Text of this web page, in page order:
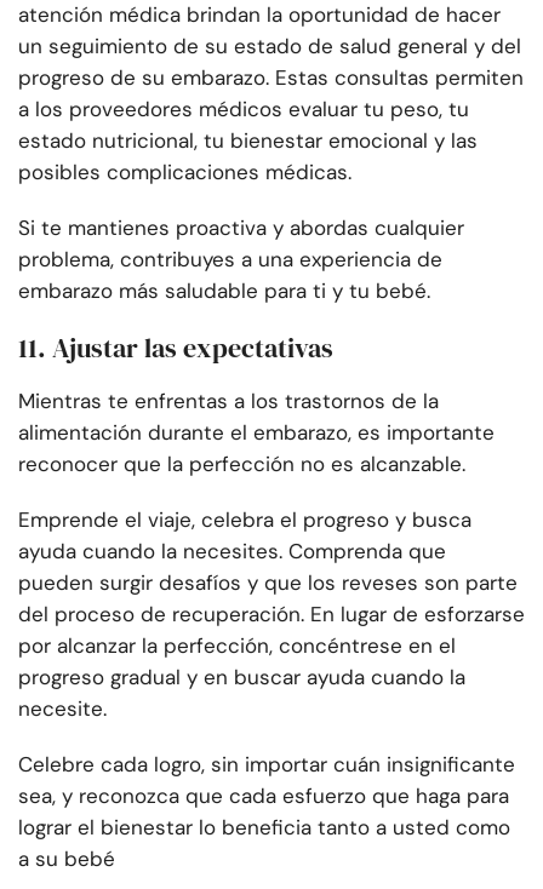
atención médica brindan la oportunidad de hacer
un seguimiento de su estado de salud general y del
progreso de su embarazo. Estas consultas permiten
a los proveedores médicos evaluar tu peso, tu
estado nutricional, tu bienestar emocional y las
posibles complicaciones médicas.
Si te mantienes proactiva y abordas cualquier
problema, contribuyes a una experiencia de
embarazo más saludable para ti y tu bebé.
11. Ajustar las expectativas
Mientras te enfrentas a los trastornos de la
alimentación durante el embarazo, es importante
reconocer que la perfección no es alcanzable.
Emprende el viaje, celebra el progreso y busca
ayuda cuando la necesites. Comprenda que
pueden surgir desafíos y que los reveses son parte
del proceso de recuperación. En lugar de esforzarse
por alcanzar la perfección, concéntrese en el
progreso gradual y en buscar ayuda cuando la
necesite.
Celebre cada logro, sin importar cuán insignificante
sea, y reconozca que cada esfuerzo que haga para
lograr el bienestar lo beneficia tanto a usted como
a su bebé